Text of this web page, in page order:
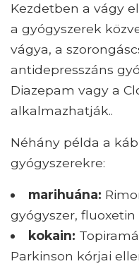
Kezdetben a vágy
a gyógyszerek
vágya, a
antidepresszáns
Diazepam vagy a
alkalmazhatják..
Néhány példa a
gyógyszerekre:
marihuána:
gyógyszer, fluoxetin
kokain:
Parkinson kórjai